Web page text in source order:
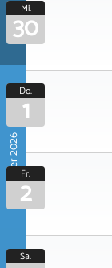
Mi.
30
Oktober 2026
Do.
1
Fr.
2
Sa.